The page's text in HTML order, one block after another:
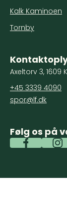
Kalk Kaminoen
Tornby
Axeltorv 3, 1609
+45 3339 4090
spor@lf.dk
Følg os på
Spor